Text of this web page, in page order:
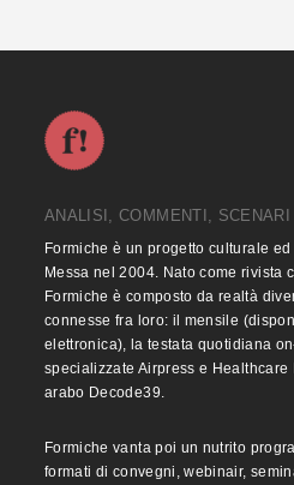
ANALISI, COMMENTI, SCENARI
Formiche è un progetto culturale
Messa nel 2004. Nato come rivista
Formiche è composto da realtà
connesse fra loro: il mensile
elettronica), la testata quotidiana
specializzate Airpress e
arabo Decode39.
Formiche vanta poi un nutrito
formati di convegni, webinair,